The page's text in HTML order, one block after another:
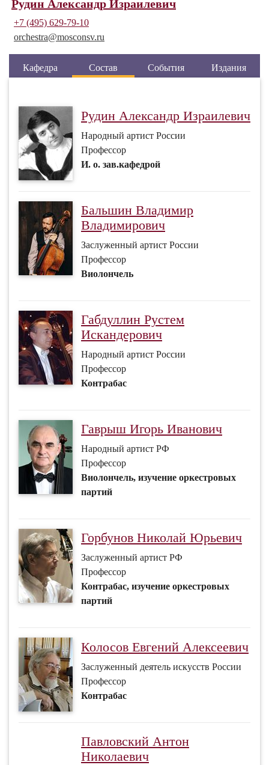
Рудин Александр Израилевич
+7 (495) 629-79-10
orchestra@mosconsv.ru
Кафедра Состав События Издания
Рудин Александр Израилевич
Народный артист России
Профессор
И. о. зав.кафедрой
Бальшин Владимир
Владимирович
Заслуженный артист России
Профессор
Виолончель
Габдуллин Рустем
Искандерович
Народный артист России
Профессор
Контрабас
Гаврыш Игорь Иванович
Народный артист РФ
Профессор
Виолончель, изучение оркестровых
партий
Горбунов Николай Юрьевич
Заслуженный артист РФ
Профессор
Контрабас, изучение оркестровых
партий
Колосов Евгений Алексеевич
Заслуженный деятель искусств России
Профессор
Контрабас
Павловский Антон
Николаевич